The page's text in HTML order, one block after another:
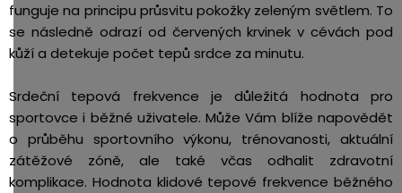
funguje na principu průsvitu pokožky zeleným světlem. To
se následně odrazí od červených krvinek v cévách pod
kůží a detekuje počet tepů srdce za minutu.
Srdeční tepová frekvence je důležitá hodnota pro
sportovce i běžné uživatele. Může Vám blíže napovědět
o průběhu sportovního výkonu, trénovanosti, aktuální
zátěžové zóně, ale také včas odhalit zdravotní
komplikace. Hodnota klidové tepové frekvence běžného